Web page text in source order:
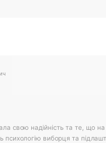
свою надійність та те, що
виборця та